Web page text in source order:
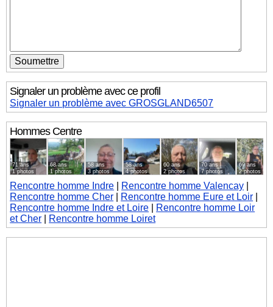
Signaler un problème avec ce profil
Signaler un problème avec GROSGLAND6507
HommesCentre
71 ans
1 photos
68 ans
1 photos
58 ans
3 photos
58 ans
4 photos
60 ans
2 photos
70 ans
7 photos
69 ans
2 photos
Rencontre homme Indre Rencontre homme Valencay
Rencontre homme Cher
Rencontre homme Eure et Loir
Rencontre homme Indre et Loire
Rencontre homme Loir
et Cher
Rencontre homme Loiret